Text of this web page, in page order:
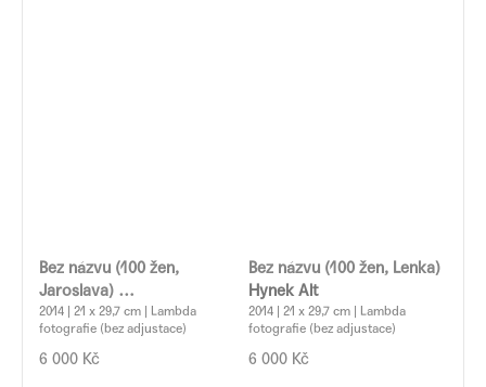
Bez názvu (100 žen,
Jaroslava)
Hynek Alt
2014 | 21 x 29,7 cm | Lambda
fotografie (bez adjustace)
6 000 Kč
Bez názvu (100 žen, Lenka)
Hynek Alt
2014 | 21 x 29,7 cm | Lambda
fotografie (bez adjustace)
6 000 Kč